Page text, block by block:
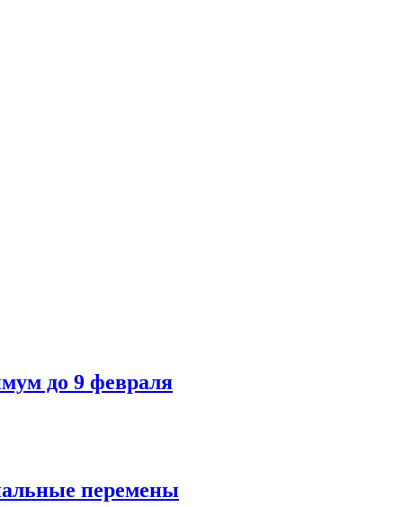
до 9 февраля
перемены